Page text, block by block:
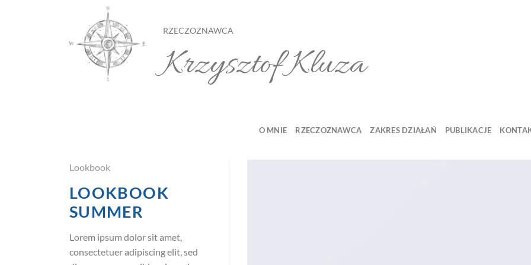
RZECZOZNAWCA
Krzysztof Kluza
O MNIE RZECZOZNAWCA ZAKRES DZIAŁAŃ PUBLIKACJE
Lookbook
LOOKBOOK
SUMMER
Lorem ipsum dolor sit amet,
consectetuer adipiscing elit, sed